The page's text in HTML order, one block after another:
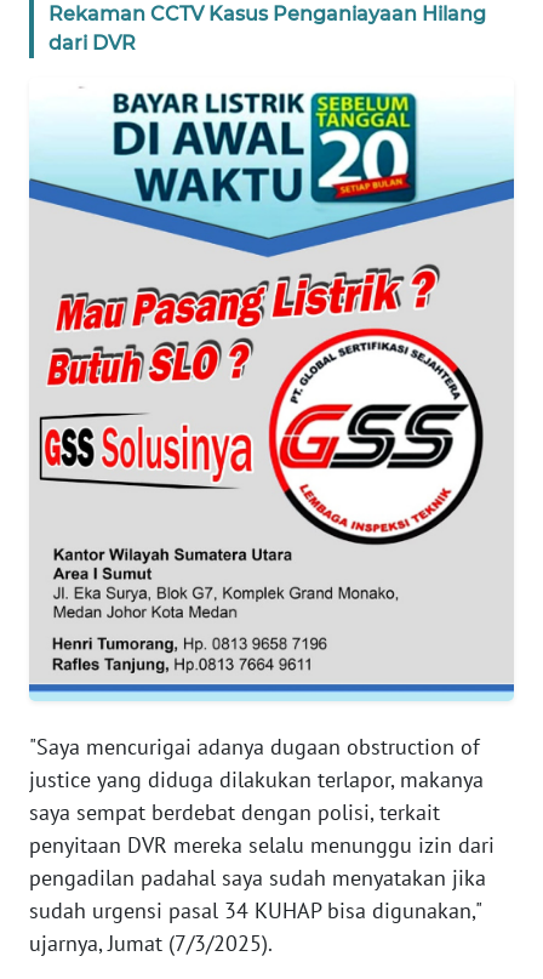
Rekaman CCTV Kasus Penganiayaan Hilang
dari DVR
"Saya mencurigai adanya dugaan obstruction of
justice yang diduga dilakukan terlapor, makanya
saya sempat berdebat dengan polisi, terkait
penyitaan DVR mereka selalu menunggu izin dari
pengadilan padahal saya sudah menyatakan jika
sudah urgensi pasal 34 KUHAP bisa digunakan,"
ujarnya, Jumat (7/3/2025).
WN
WN
RIAU
WN
SERAMBI
WN
SULTRA
WN
WN
SULTENG
WN
SULBAR